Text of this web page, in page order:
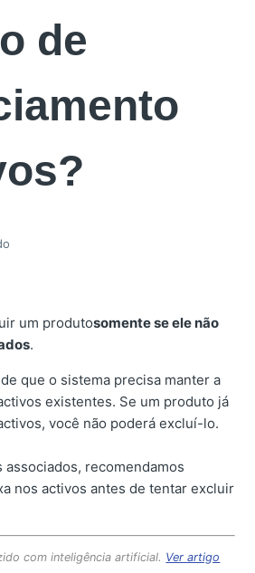
de
um produtosomente se ele não
.
que o sistema precisa manter a
existentes. Se um produto já
você não poderá excluí-lo.
recomendamos
nos activos antes de tentar excluir
com inteligência artificial. Ver artigo